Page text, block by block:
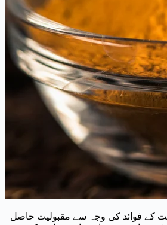
کے فوائد کی وجہ سے مقبولیت حاصل